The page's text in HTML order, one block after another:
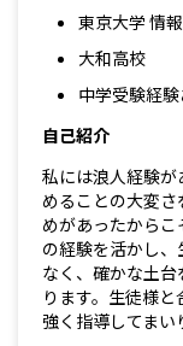
東京大学 情
大和高校
中学受験経
自己紹介
私には浪人経験
めることの大変
めがあったから
の経験を活かし
なく、確かな土
ります。生徒様
強く指導してまい